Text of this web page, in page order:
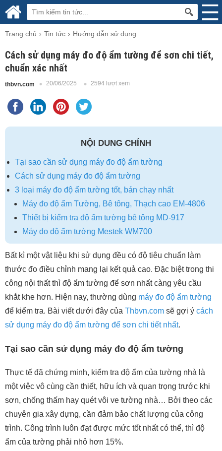
Trang chủ Tin tức Hướng dẫn sử dụng
Cách sử dụng máy đo độ ẩm tường để sơn chi tiết,
chuẩn xác nhất
thbvn.com 20/06/2025 2594 lượt xem
NỘI DUNG CHÍNH
Tại sao cần sử dụng máy đo độ ẩm tường
Cách sử dụng máy đo độ ẩm tường
3 loại máy đo độ ẩm tường tốt, bán chạy nhất
Máy đo độ ẩm Tường, Bê tông, Thạch cao EM-4806
Thiết bị kiểm tra độ ẩm tường bê tông MD-917
Máy đo độ ẩm tường Mestek WM700
Bất kì một vật liệu khi sử dụng đều có độ tiêu chuẩn làm
thước đo điều chỉnh mang lại kết quả cao. Đặc biệt trong thi
công nội thất thì độ ẩm tường để sơn nhất càng yêu cầu
khắt khe hơn. Hiện nay, thường dùng máy đo độ ẩm tường
để kiểm tra. Bài viết dưới đây của Thbvn.com sẽ gợi ý cách
sử dụng máy đo độ ẩm tường để sơn chi tiết nhất.
Tại sao cần sử dụng máy đo độ ẩm tường
Thực tế đã chứng minh, kiểm tra độ ẩm của tường nhà là
một việc vô cùng cần thiết, hữu ích và quan trọng trước khi
sơn, chống thấm hay quét vôi ve tường nhà… Bởi theo các
chuyên gia xây dựng, cần đảm bảo chất lượng của công
trình. Công trình luôn đạt được mức tốt nhất có thể, thì độ
ẩm của tường phải nhỏ hơn 15%.